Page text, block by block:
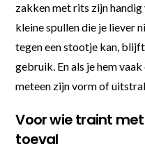
zakken met rits zijn
kleine spullen die je liever
tegen een stootje kan,
gebruik. En als je hem
meteen zijn vorm of
Voor wie traint
toeval